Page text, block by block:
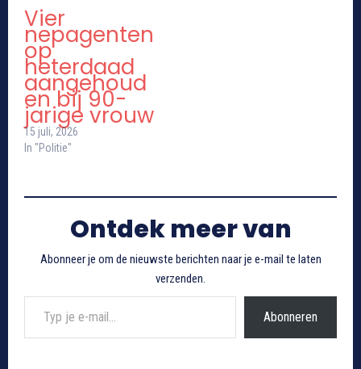
Vier
nepagenten
op
heterdaad
aangehoud
en bij 90-
jarige vrouw
15 juli, 2026
In "Politie"
Ontdek meer van
Abonneer je om de nieuwste berichten naar je e-mail te laten
verzenden.
Typ je e-mail...
Abonneren